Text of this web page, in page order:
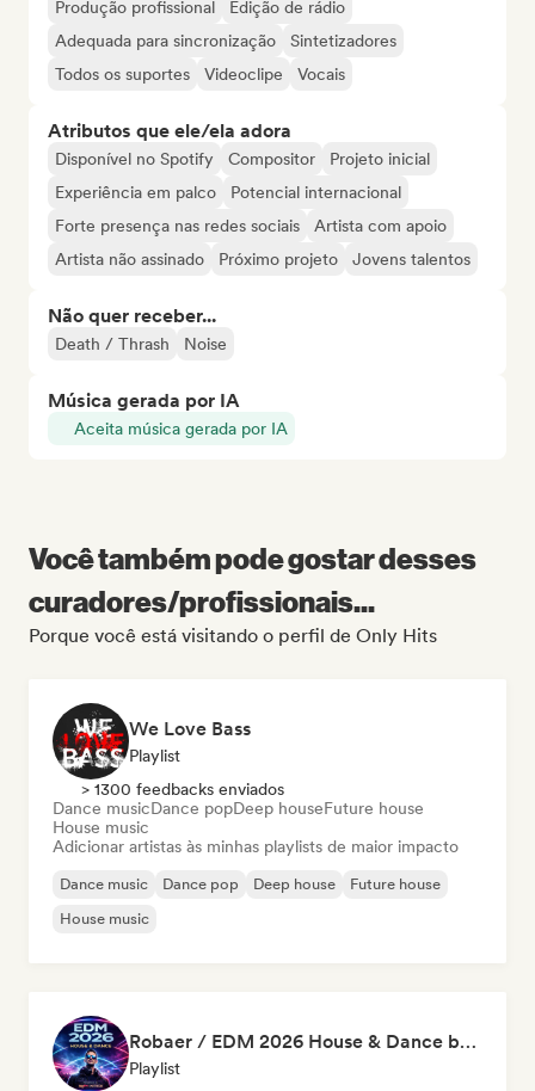
Produção profissional
Edição de rádio
Adequada para sincronização
Sintetizadores
Todos os suportes
Videoclipe Vocais
Atributos que ele/ela adora
Disponível no Spotify Compositor
Projeto inicial
Experiência em palco
Potencial internacional
Forte presença nas redes sociais
Artista com apoio
Artista não assinado
Próximo projeto Jovens talentos
Não quer receber...
Death / Thrash Noise
Música gerada por IA
Aceita música gerada por IA
Você também pode gostar desses
curadores/profissionais...
Porque você está visitando o perfil de Only Hits
We Love Bass
Playlist
> 1300 feedbacks enviados
Dance musicDance popDeep houseFuture house
House music
Adicionar artistas às minhas playlists de maior impacto
Dance music Dance pop Deep house
Future house
House music
Robaer / EDM 2026 House & Dance by bigFM nitroX
Playlist